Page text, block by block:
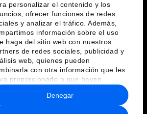
personalizar el contenido y los
ofrecer funciones de redes
y analizar el tráfico. Además,
información sobre el uso
haga del sitio web con nuestros
de redes sociales, publicidad y
web, quienes pueden
con otra información que les
proporcionado o que hayan
a partir del uso que haya
de sus servicios.
Denegar
idiomas
privacidad y normas de uso